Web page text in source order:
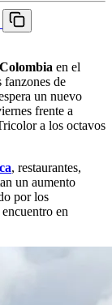
en el
fanzones de
un nuevo
frente a
a los octavos
, restaurantes,
un aumento
por los
en